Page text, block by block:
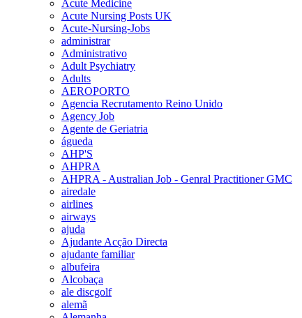
Acute Medicine
Acute Nursing Posts UK
Acute-Nursing-Jobs
administrar
Administrativo
Adult Psychiatry
Adults
AEROPORTO
Agencia Recrutamento Reino Unido
Agency Job
Agente de Geriatria
águeda
AHP'S
AHPRA
AHPRA - Australian Job - Genral Practitioner GMC
airedale
airlines
airways
ajuda
Ajudante Acção Directa
ajudante familiar
albufeira
Alcobaça
ale discgolf
alemã